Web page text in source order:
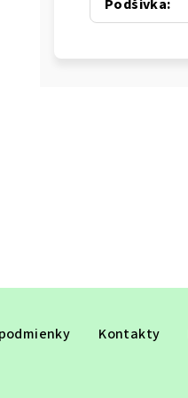
Podšívka:
Kontakty